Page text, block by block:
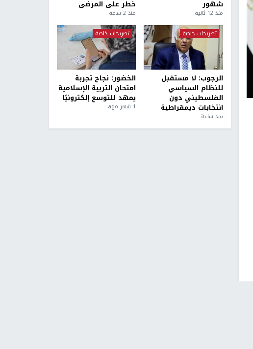
شهور
منذ 12 ثانية
خطر على المرضى
منذ 2 ساعة
تصريحات خاصة
الرجوب: لا مستقبل
للنظام السياسي
الفلسطيني دون
انتخابات ديمقراطية
منذ ساعة
تصريحات خاصة
الخضور: نجاح تجربة
امتحان التربية الإسلامية
يمهد للتوسع إلكترونيًا
1 شهر ago